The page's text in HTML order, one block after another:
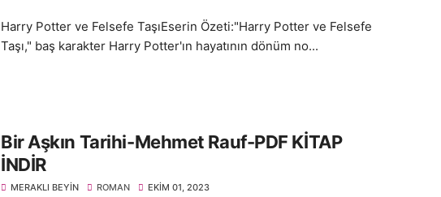
Harry Potter ve Felsefe TaşıEserin Özeti:"Harry Potter ve Felsefe
Taşı," baş karakter Harry Potter'ın hayatının dönüm no...
Bir Aşkın Tarihi-Mehmet Rauf-PDF KİTAP
İNDİR
MERAKLI BEYIN ROMAN EKIM 01, 2023